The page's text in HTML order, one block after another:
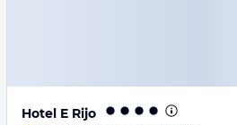
Hotel E Rijo